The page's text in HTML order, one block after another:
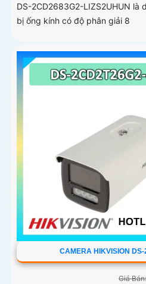
DS-2CD2683G2-LIZS2UHUN là
bị ống kính có độ phân giải 8
CAMERA HIKVISION
Giá